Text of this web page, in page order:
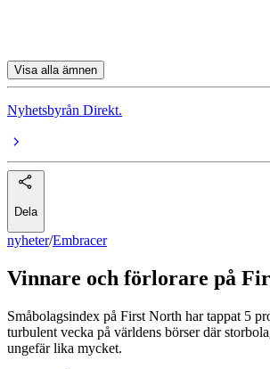
Visa alla ämnen
Nyhetsbyrån Direkt.
Dela
nyheter/Embracer
Vinnare och förlorare på
Småbolagsindex på First North har tappat 5
turbulent vecka på världens börser där
ungefär lika mycket.